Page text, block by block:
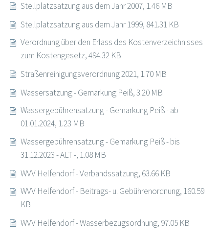
Stellplatzsatzung aus dem Jahr 2007, 1.46 MB
Stellplatzsatzung aus dem Jahr 1999, 841.31 KB
Verordnung über den Erlass des Kostenverzeichnisses
zum Kostengesetz, 494.32 KB
Straßenreinigungsverordnung 2021, 1.70 MB
Wassersatzung - Gemarkung Peiß, 3.20 MB
Wassergebührensatzung - Gemarkung Peiß - ab
01.01.2024, 1.23 MB
Wassergebührensatzung - Gemarkung Peiß - bis
31.12.2023 - ALT -, 1.08 MB
WVV Helfendorf - Verbandssatzung, 63.66 KB
WVV Helfendorf - Beitrags- u. Gebührenordnung, 160.59
KB
WVV Helfendorf - Wasserbezugsordnung, 97.05 KB